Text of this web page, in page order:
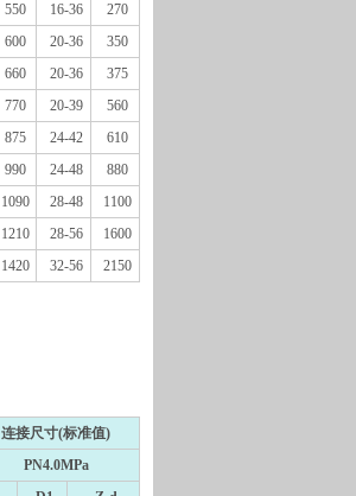
550 16-36
270
600 20-36
350
660 20-36
375
770 20-39
560
875 24-42
610
990 24-48
880
1090 28-48
1100
1210 28-56
1600
1420 32-56 2150
连接尺寸(标准值)
PN4.0MPa